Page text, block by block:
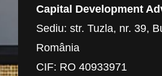
Capital Development
Sediu: str. Tuzla, nr. 39,
România
CIF: RO 40933971